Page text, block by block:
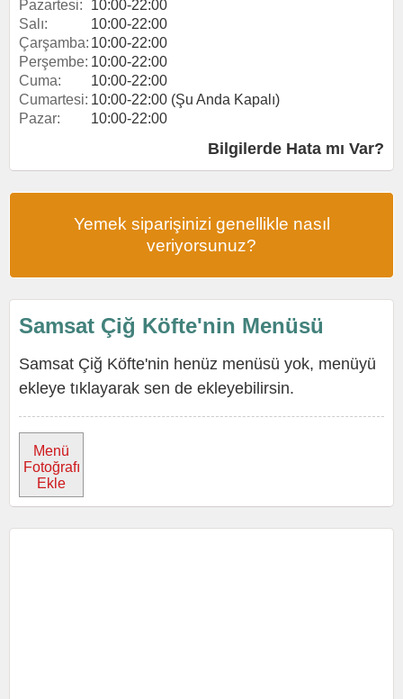
Pazartesi:
10:00-22:00
Salı:
10:00-22:00
Çarşamba: 10:00-22:00
Perşembe: 10:00-22:00
Cuma:
10:00-22:00
Cumartesi: 10:00-22:00 (Şu Anda Kapalı)
Pazar:
10:00-22:00
Bilgilerde Hata mı Var?
Yemek siparişinizi genellikle nasıl
veriyorsunuz?
Samsat Çiğ Köfte'nin Menüsü
Samsat Çiğ Köfte'nin henüz menüsü yok, menüyü
ekleye tıklayarak sen de ekleyebilirsin.
Menü
Fotoğrafı
Ekle